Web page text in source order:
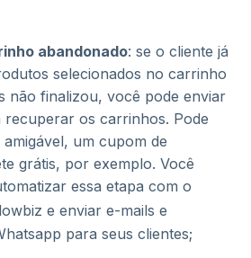
abandonado: se o cliente já
selecionados no carrinho
não finalizou, você pode enviar
recuperar os carrinhos. Pode
um cupom de
grátis, por exemplo. Você
essa etapa com o
e enviar e-mails e
para seus clientes;